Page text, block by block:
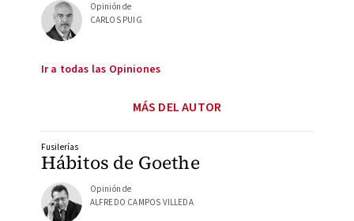
Opinión de
CARLOS PUIG
Ir a todas las Opiniones
MÁS DEL AUTOR
Hábitos de Goethe
Fusilerías
Opinión de
ALFREDO CAMPOS VILLEDA